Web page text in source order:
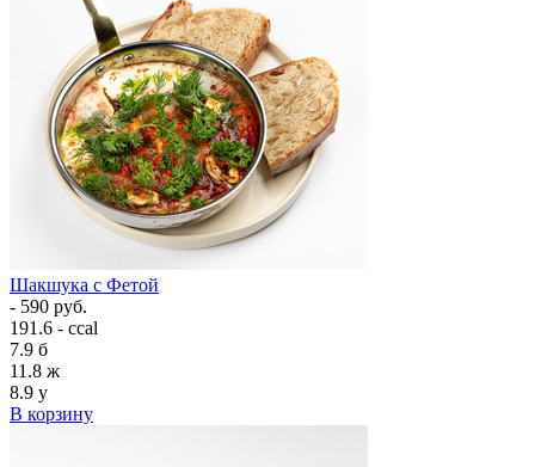
Шакшука с Фетой
- 590 руб.
191.6 - ccal
7.9 б
11.8 ж
8.9 у
В корзину